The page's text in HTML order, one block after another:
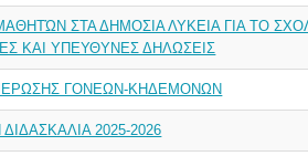
ΣΤΑ ΔΗΜΟΣΙΑ ΛΥΚΕΙΑ ΓΙΑ ΤΟ
ΚΑΙ ΥΠΕΥΘΥΝΕΣ ΔΗΛΩΣΕΙΣ
ΓΟΝΕΩΝ-ΚΗΔΕΜΟΝΩΝ
ΔΙΔΑΣΚΑΛΙΑ 2025-2026